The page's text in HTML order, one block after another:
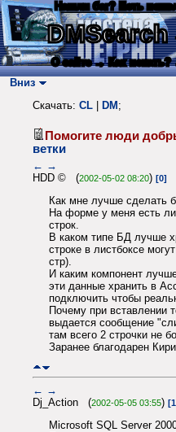
Нашли баг? Есть
DMSearch
О сайте → Как искать?
Вниз
Скачать: CL DM ;
Помогите люди
ветки
← →
HDD © (2002-05-02 08:20) [0]
Как мне лучше сделать
На форме у меня есть
строк.
В каком типе БД лучше
строке в листбоксе
стр).
И каким компонент
эти данные хранить в
подключить чтобы
Почему при вставлении
выдается сообщение
там всего 2 строчки не
Заранее благодарен
← →
Dj_Action (2002-05-05 03:55)
Microsoft SQL Server